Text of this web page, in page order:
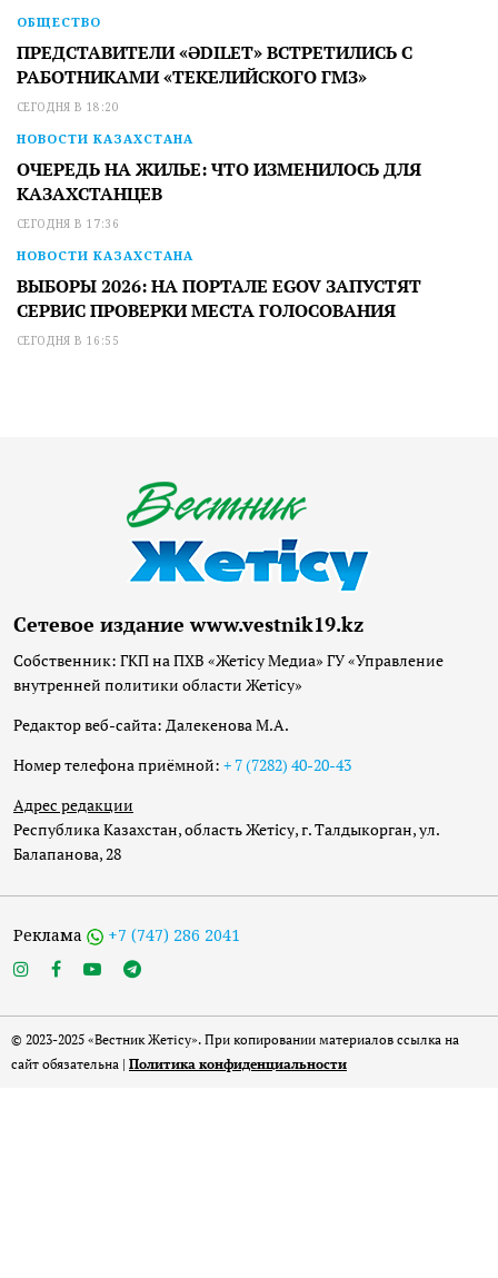
ОБЩЕСТВО
ПРЕДСТАВИТЕЛИ «ӘDILET» ВСТРЕТИЛИСЬ С
РАБОТНИКАМИ «ТЕКЕЛИЙСКОГО ГМЗ»
СЕГОДНЯ В 18:20
НОВОСТИ КАЗАХСТАНА
ОЧЕРЕДЬ НА ЖИЛЬЕ: ЧТО ИЗМЕНИЛОСЬ ДЛЯ
КАЗАХСТАНЦЕВ
СЕГОДНЯ В 17:36
НОВОСТИ КАЗАХСТАНА
ВЫБОРЫ 2026: НА ПОРТАЛЕ EGOV ЗАПУСТЯТ
СЕРВИС ПРОВЕРКИ МЕСТА ГОЛОСОВАНИЯ
СЕГОДНЯ В 16:55
Сетевое издание www.vestnik19.kz
Собственник: ГКП на ПХВ «Жетісу Медиа» ГУ «Управление
внутренней политики области Жетісу»
Редактор веб-сайта: Далекенова М.А.
Номер телефона приёмной: + 7 (7282) 40-20-43
Адрес редакции
Республика Казахстан, область Жетісу, г. Талдыкорган, ул.
Балапанова, 28
Реклама +7 (747) 286 2041
© 2023-2025 «Вестник Жетісу». При копировании материалов ссылка на
сайт обязательна | Политика конфиденциальности